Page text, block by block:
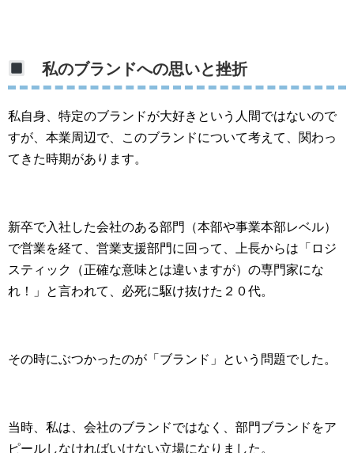
私のブランドへの思いと挫折
私自身、特定のブランドが大好きという人間ではないので
すが、本業周辺で、このブランドについて考えて、関わっ
てきた時期があります。
新卒で入社した会社のある部門（本部や事業本部レベル）
で営業を経て、営業支援部門に回って、上長からは「ロジ
スティック（正確な意味とは違いますが）の専門家にな
れ！」と言われて、必死に駆け抜けた２０代。
その時にぶつかったのが「ブランド」という問題でした。
当時、私は、会社のブランドではなく、部門ブランドをア
ピールしなければいけない立場になりました。